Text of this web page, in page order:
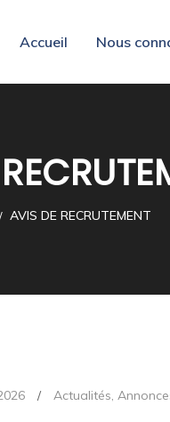
Accueil Nous
AVIS DE RECRUTEMENT
/ Actualités,